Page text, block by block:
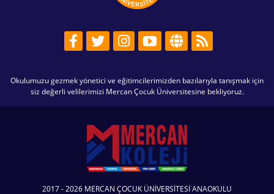
Okulumuzu gezmek yönetici ve eğitimcilerimizden bazılarıyla tanışmak için
siz değerli velilerimizi Mercan Çocuk Üniversitesine bekliyoruz.
2017 - 2026 MERCAN ÇOCUK ÜNİVERSİTESİ ANAOKULU